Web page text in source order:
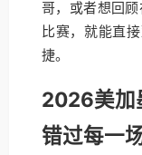
哥，或者想回
比赛，就能直
捷。
2026美加
错过每一